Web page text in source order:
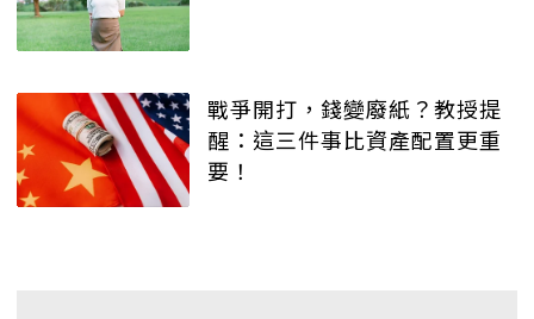
戰爭開打，錢變廢紙？教授提
醒：這三件事比資產配置更重
要！